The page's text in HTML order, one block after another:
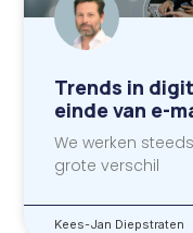
Trends in
einde van e-
We werken
grote verschil
Kees-Jan Diepstraten